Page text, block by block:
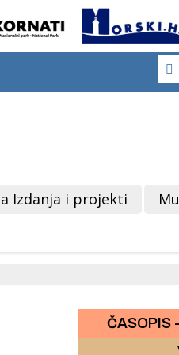
Izdanja i projekti
ČASOPIS